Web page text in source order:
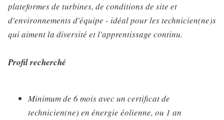
plateformes de turbines, de conditions de site et
d'environnements d'équipe - idéal pour les technicien(ne)s
qui aiment la diversité et l'apprentissage continu.
Profil recherché
Minimum de 6 mois avec un certificat de
technicien(ne) en énergie éolienne, ou 1 an